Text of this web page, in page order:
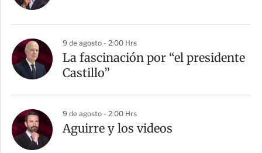
9 de agosto - 2:00 Hrs
La fascinación por “el presidente
Castillo”
9 de agosto - 2:00 Hrs
Aguirre y los videos